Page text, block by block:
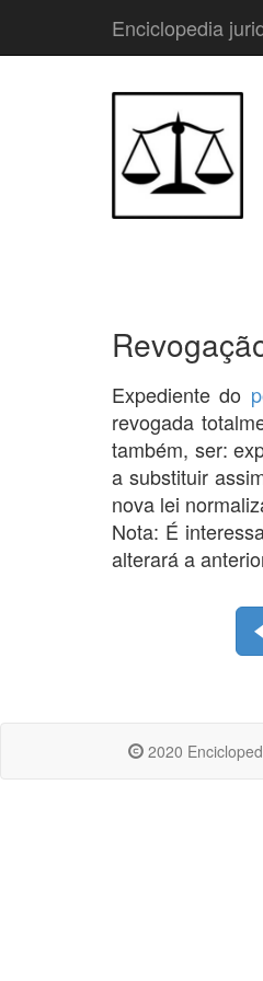
Enciclopedia
Expediente do
revogada
também, ser:
a substituir
nova lei
Nota: É
alterará a
2020